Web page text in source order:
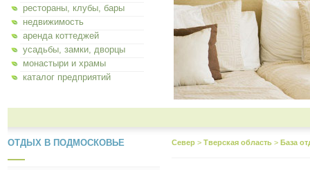
рестораны, клубы, бары
недвижимость
аренда коттеджей
усадьбы, замки, дворцы
монастыри и храмы
каталог предприятий
ОТДЫХ В ПОДМОСКОВЬЕ Север > Тверская область > База